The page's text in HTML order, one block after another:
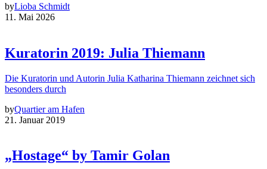
byLioba Schmidt
11. Mai 2026
Kuratorin 2019: Julia Thiemann
Die Kuratorin und Autorin Julia Katharina Thiemann zeichnet sich
besonders durch
byQuartier am Hafen
21. Januar 2019
„Hostage“ by Tamir Golan